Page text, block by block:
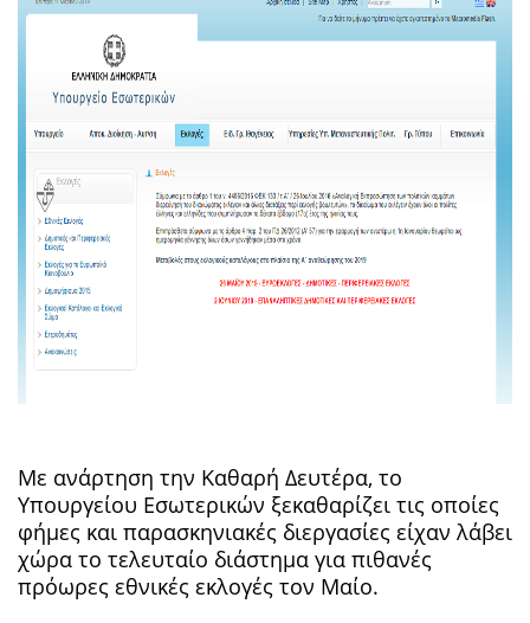
Mε ανάρτηση την Καθαρή Δευτέρα, το
Υπουργείου Εσωτερικών ξεκαθαρίζει τις οποίες
φήμες και παρασκηνιακές διεργασίες είχαν λάβει
χώρα το τελευταίο διάστημα για πιθανές
πρόωρες εθνικές εκλογές τον Μαίο.